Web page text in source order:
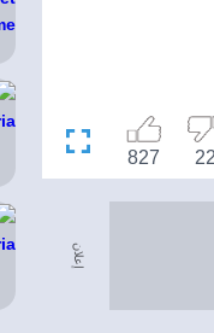
22
827
إعلان